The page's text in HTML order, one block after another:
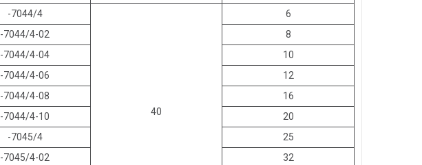
-7044/4
40
6
-7044/4-02
8
-7044/4-04
10
-7044/4-06
12
-7044/4-08
16
-7044/4-10
20
-7045/4
25
-7045/4-02 32